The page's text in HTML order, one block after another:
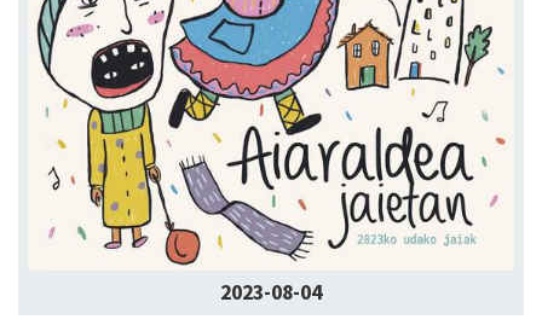
2023-08-04